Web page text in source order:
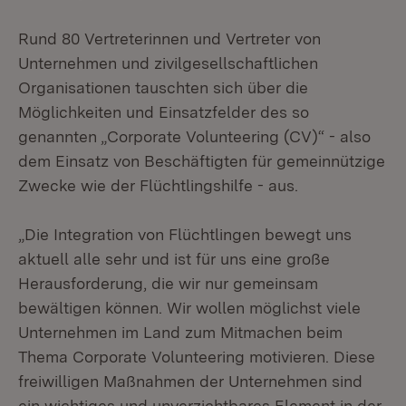
Rund 80 Vertreterinnen und Vertreter von
Unternehmen und zivilgesellschaftlichen
Organisationen tauschten sich über die
Möglichkeiten und Einsatzfelder des so
genannten „Corporate Volunteering (CV)“ - also
dem Einsatz von Beschäftigten für gemeinnützige
Zwecke wie der Flüchtlingshilfe - aus.
„Die Integration von Flüchtlingen bewegt uns
aktuell alle sehr und ist für uns eine große
Herausforderung, die wir nur gemeinsam
bewältigen können. Wir wollen möglichst viele
Unternehmen im Land zum Mitmachen beim
Thema Corporate Volunteering motivieren. Diese
freiwilligen Maßnahmen der Unternehmen sind